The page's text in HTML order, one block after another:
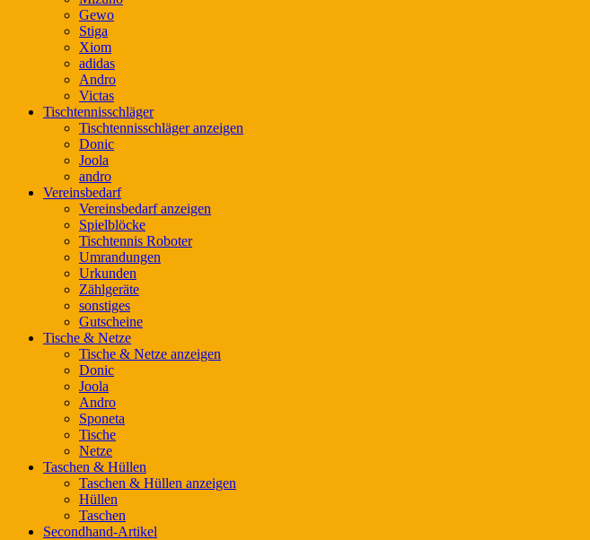
Gewo
Stiga
Xiom
adidas
Andro
Victas
Tischtennisschläger
Tischtennisschläger anzeigen
Donic
Joola
andro
Vereinsbedarf
Vereinsbedarf anzeigen
Spielblöcke
Tischtennis Roboter
Umrandungen
Urkunden
Zählgeräte
sonstiges
Gutscheine
Tische & Netze
Tische & Netze anzeigen
Donic
Joola
Andro
Sponeta
Tische
Netze
Taschen & Hüllen
Taschen & Hüllen anzeigen
Hüllen
Taschen
Secondhand-Artikel